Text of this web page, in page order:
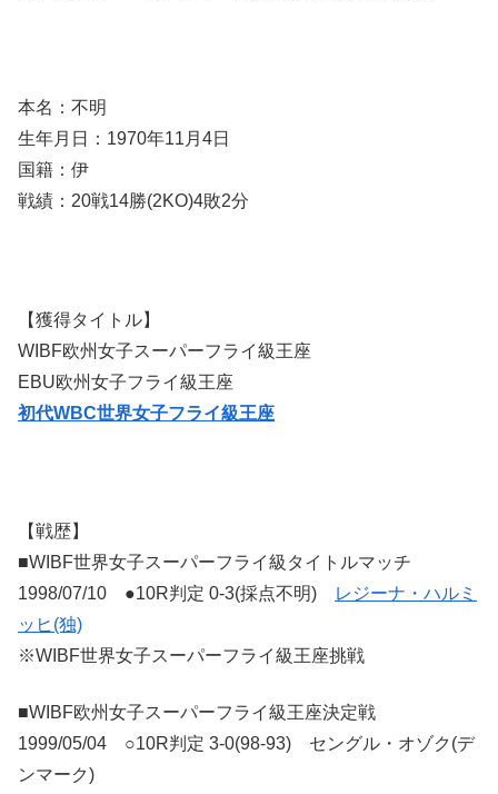
本名：不明
生年月日：1970年11月4日
国籍：伊
戦績：20戦14勝(2KO)4敗2分
【獲得タイトル】
WIBF欧州女子スーパーフライ級王座
EBU欧州女子フライ級王座
初代WBC世界女子フライ級王座
【戦歴】
■WIBF世界女子スーパーフライ級タイトルマッチ
1998/07/10 ●10R判定 0-3(採点不明)
レジーナ・ハルミ
ッヒ(独)
※WIBF世界女子スーパーフライ級王座挑戦
■WIBF欧州女子スーパーフライ級王座決定戦
1999/05/04 ○10R判定 3-0(98-93) セングル・オゾク(デ
ンマーク)